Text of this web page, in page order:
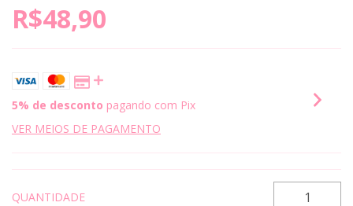
R$48,90
5% de desconto pagando com Pix
VER MEIOS DE PAGAMENTO
QUANTIDADE